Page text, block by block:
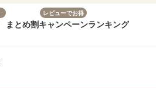
まとめ割
レビューでお得
キャンペーンランキング